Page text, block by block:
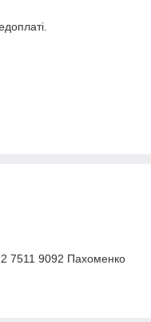
7511 9092 Пахоменко